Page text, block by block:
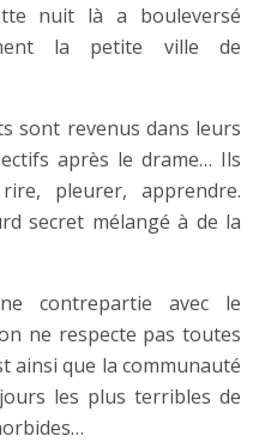
nuit là a bouleversé
la petite ville de
sont revenus dans leurs
après le drame… Ils
pleurer, apprendre.
secret mélangé à de la
contrepartie avec le
ne respecte pas toutes
ainsi que la communauté
les plus terribles de